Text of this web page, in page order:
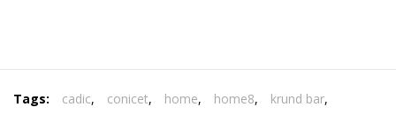
Tags: cadic, conicet, home, home8, krund bar,